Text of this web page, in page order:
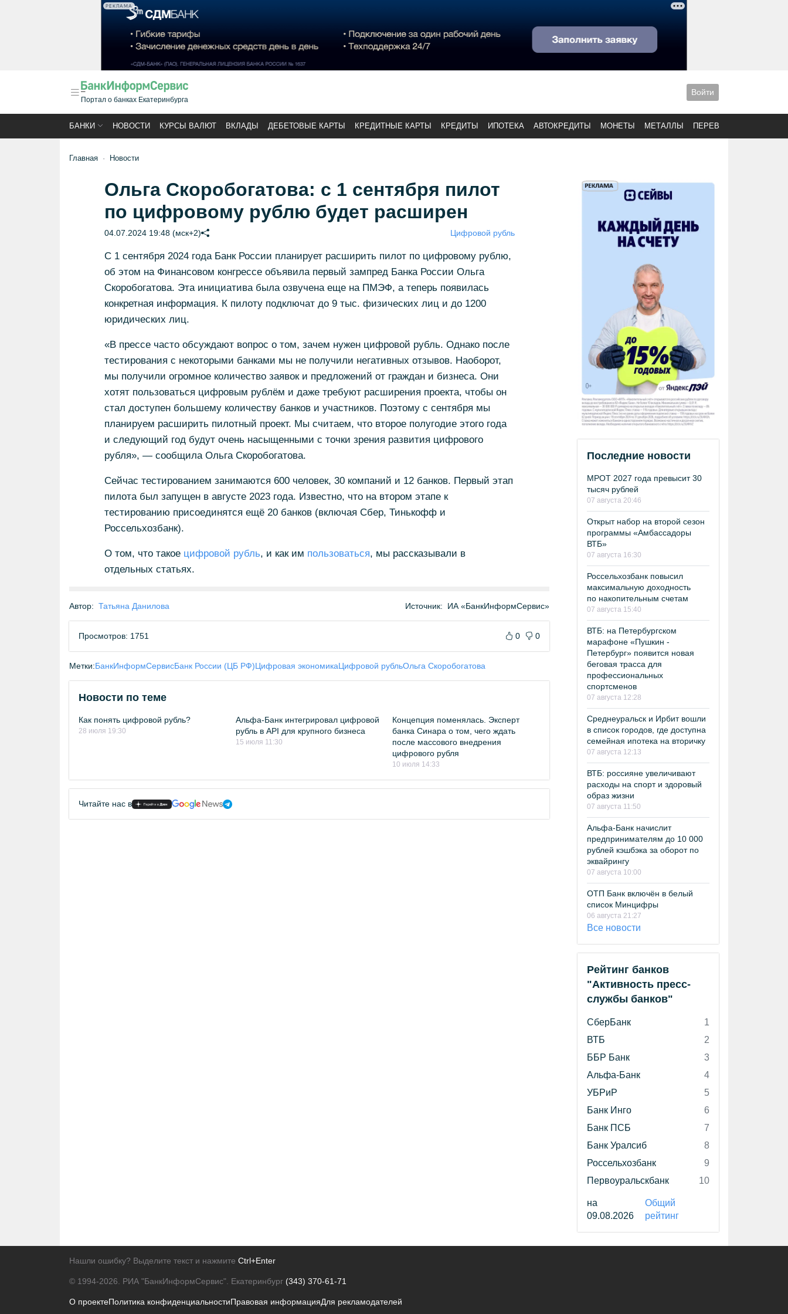
РЕКЛАМА
Портал о банках Екатеринбурга
Войти
БАНКИ НОВОСТИ КУРСЫ ВАЛЮТ ВКЛАДЫ ДЕБЕТОВЫЕ КАРТЫ КРЕДИТНЫЕ КАРТЫ КРЕДИТЫ ИПОТЕКА АВТОКРЕДИТЫ МОНЕТЫ МЕТАЛЛЫ ПЕРЕВОДЫ
Главная Новости
Ольга Скоробогатова: с 1 сентября пилот
по цифровому рублю будет расширен
04.07.2024 19:48 (мск+2) Цифровой рубль
С 1 сентября 2024 года Банк России планирует расширить пилот по цифровому рублю,
об этом на Финансовом конгрессе объявила первый зампред Банка России Ольга
Скоробогатова. Эта инициатива была озвучена еще на ПМЭФ, а теперь появилась
конкретная информация. К пилоту подключат до 9 тыс. физических лиц и до 1200
юридических лиц.
«В прессе часто обсуждают вопрос о том, зачем нужен цифровой рубль. Однако после
тестирования с некоторыми банками мы не получили негативных отзывов. Наоборот,
мы получили огромное количество заявок и предложений от граждан и бизнеса. Они
хотят пользоваться цифровым рублём и даже требуют расширения проекта, чтобы он
стал доступен большему количеству банков и участников. Поэтому с сентября мы
планируем расширить пилотный проект. Мы считаем, что второе полугодие этого года
и следующий год будут очень насыщенными с точки зрения развития цифрового
рубля», — сообщила Ольга Скоробогатова.
Сейчас тестированием занимаются 600 человек, 30 компаний и 12 банков. Первый этап
пилота был запущен в августе 2023 года. Известно, что на втором этапе к
тестированию присоединятся ещё 20 банков (включая Сбер, Тинькофф и
Россельхозбанк).
О том, что такое цифровой рубль, и как им пользоваться, мы рассказывали в
отдельных статьях.
Автор: Татьяна Данилова Источник: ИА «БанкИнформСервис»
Просмотров: 1751 0 0
Метки:БанкИнформСервисБанк России (ЦБ РФ)Цифровая экономикаЦифровой рубльОльга Скоробогатова
Новости по теме
Как понять цифровой рубль?
28 июля 19:30
Альфа-Банк интегрировал цифровой
рубль в API для крупного бизнеса
15 июля 11:30
Концепция поменялась. Эксперт
банка Синара о том, чего ждать
после массового внедрения
цифрового рубля
10 июля 14:33
Читайте нас в
Последние новости
МРОТ 2027 года превысит 30
тысяч рублей
07 августа 20:46
Открыт набор на второй сезон
программы «Амбассадоры
ВТБ»
07 августа 16:30
Россельхозбанк повысил
максимальную доходность
по накопительным счетам
07 августа 15:40
ВТБ: на Петербургском
марафоне «Пушкин -
Петербург» появится новая
беговая трасса для
профессиональных
спортсменов
07 августа 12:28
Среднеуральск и Ирбит вошли
в список городов, где доступна
семейная ипотека на вторичку
07 августа 12:13
ВТБ: россияне увеличивают
расходы на спорт и здоровый
образ жизни
07 августа 11:50
Альфа-Банк начислит
предпринимателям до 10 000
рублей кэшбэка за оборот по
эквайрингу
07 августа 10:00
ОТП Банк включён в белый
список Минцифры
06 августа 21:27
Все новости
Рейтинг банков
"Активность пресс-
службы банков"
СберБанк
1
ВТБ
2
ББР Банк
3
Альфа-Банк
4
УБРиР
5
Банк Инго
6
Банк ПСБ
7
Банк Уралсиб
8
Россельхозбанк
9
Первоуральскбанк
10
на
09.08.2026
Общий
рейтинг
Нашли ошибку? Выделите текст и нажмите Ctrl+Enter
© 1994-2026. РИА "БанкИнформСервис". Екатеринбург (343) 370-61-71
О проектеПолитика конфиденциальностиПравовая информацияДля рекламодателей